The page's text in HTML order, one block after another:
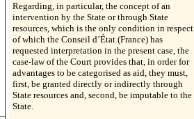
Regarding, in particular, the concept of an
intervention by the State or through State
resources, which is the only condition in respect
of which the Conseil d’État (France) has
requested interpretation in the present case, the
case-law of the Court provides that, in order for
advantages to be categorised as aid, they must,
first, be granted directly or indirectly through
State resources and, second, be imputable to the
State.